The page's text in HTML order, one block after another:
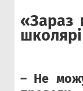
«Зараз
– Не